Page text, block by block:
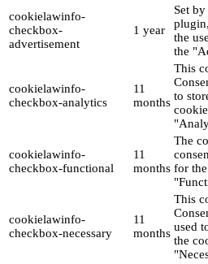
cookielawinfo-
checkbox-
advertisement
1 year
Set
the
the
cookielawinfo-
checkbox-analytics
11
months
This
to
cookielawinfo-
checkbox-functional
11
months
The
for
cookielawinfo-
checkbox-necessary
11
months
This
used
the